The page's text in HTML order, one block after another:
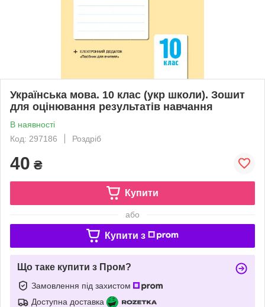
Українська мова. 10 клас (укр школи). Зошит
для оцінювання результатів навчання
В наявності
Код: 297186
Роздріб
40 ₴
Купити
або
Купити з
Що таке купити з Пром?
Замовлення під захистом
Доступна доставка